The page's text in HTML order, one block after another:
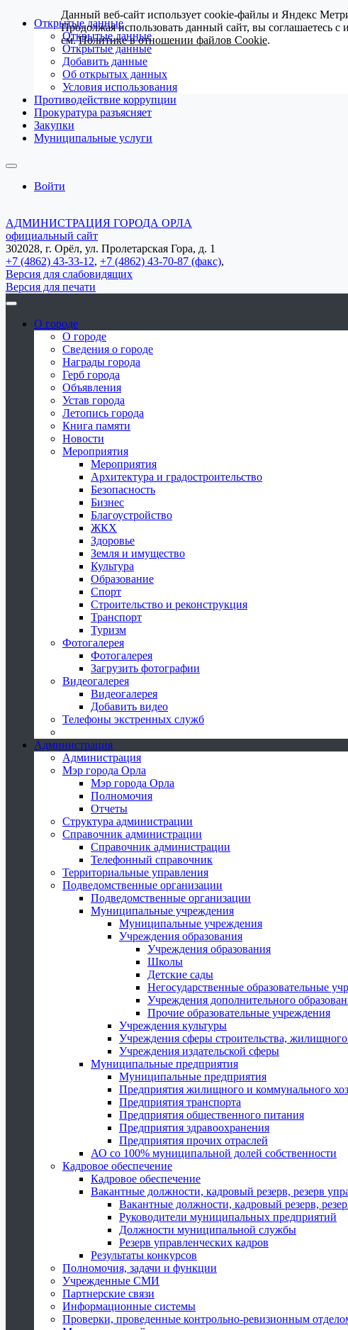
Открытые данные
Открытые данные
Открытые данные
Добавить данные
Об открытых данных
Условия использования
Противодействие коррупции
Прокуратура разъясняет
Закупки
Муниципальные услуги
Войти
АДМИНИСТРАЦИЯ ГОРОДА ОРЛА
официальный сайт
302028, г. Орёл, ул. Пролетарская Гора, д. 1
+7 (4862) 43-33-12, +7 (4862) 43-70-87 (факс),
Версия для слабовидящих
Версия для печати
О городе
О городе
Сведения о городе
Награды города
Герб города
Объявления
Устав города
Летопись города
Книга памяти
Новости
Мероприятия
Мероприятия
Архитектура и градостроительство
Безопасность
Бизнес
Благоустройство
ЖКХ
Здоровье
Земля и имущество
Культура
Образование
Спорт
Строительство и реконструкция
Транспорт
Туризм
Фотогалерея
Фотогалерея
Загрузить фотографии
Видеогалерея
Видеогалерея
Добавить видео
Телефоны экстренных служб
Администрация
Администрация
Мэр города Орла
Мэр города Орла
Полномочия
Отчеты
Структура администрации
Справочник администрации
Справочник администрации
Телефонный справочник
Территориальные управления
Подведомственные организации
Подведомственные организации
Муниципальные учреждения
Муниципальные учреждения
Учреждения образования
Учреждения образования
Школы
Детские сады
Негосударственные образовательные
Учреждения дополнительного
Прочие образовательные учреждения
Учреждения культуры
Учреждения сферы строительства,
Учреждения издательской сферы
Муниципальные предприятия
Муниципальные предприятия
Предприятия жилищного и коммунального
Предприятия транспорта
Предприятия общественного питания
Предприятия здравоохранения
Предприятия прочих отраслей
АО со 100% муниципальной долей собственности
Кадровое обеспечение
Кадровое обеспечение
Вакантные должности, кадровый резерв, резерв
Вакантные должности, кадровый резерв,
Руководители муниципальных предприятий
Должности муниципальной службы
Резерв управленческих кадров
Результаты конкурсов
Полномочия, задачи и функции
Учрежденные СМИ
Партнерские связи
Информационные системы
Проверки, проведенные контрольно-ревизионным
Данный веб-сайт использует cookie-файлы и Яндекс
Продолжая использовать данный сайт, вы соглашаетесь
см.Политике в отношении файлов Cookie.